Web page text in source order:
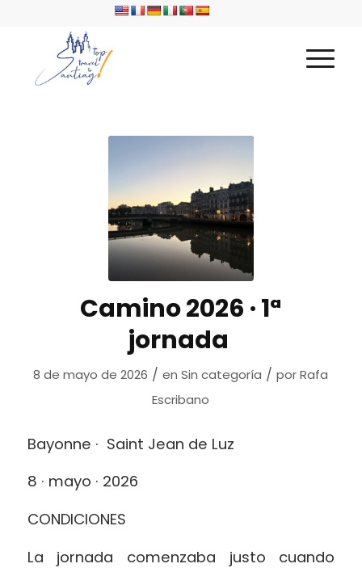
Camino 2026 · 1ª
jornada
8 de mayo de 2026 / enSin categoría / porRafa
Escribano
Bayonne · Saint Jean de Luz
8 · mayo · 2026
CONDICIONES
La jornada comenzaba justo cuando